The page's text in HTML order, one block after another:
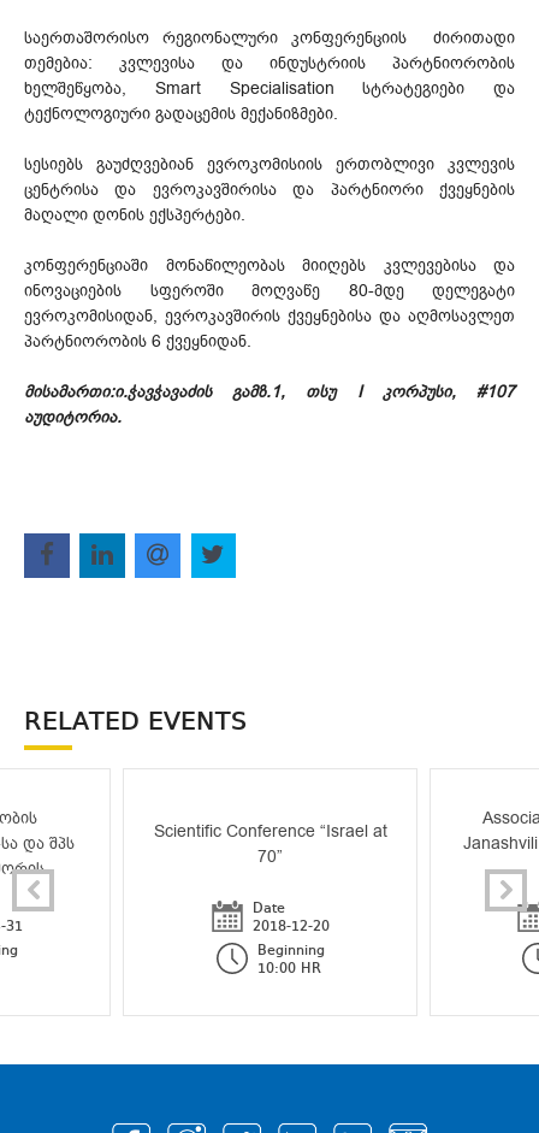
საერთაშორისო რეგიონალური კონფერენციის ძირითადი
თემებია: კვლევისა და ინდუსტრიის პარტნიორობის
ხელშეწყობა, Smart Specialisation სტრატეგიები და
ტექნოლოგიური გადაცემის მექანიზმები.
სესიებს გაუძღვებიან ევროკომისიის ერთობლივი კვლევის
ცენტრისა და ევროკავშირისა და პარტნიორი ქვეყნების
მაღალი დონის ექსპერტები.
კონფერენციაში მონაწილეობას მიიღებს კვლევებისა და
ინოვაციების სფეროში მოღვაწე 80-მდე დელეგატი
ევროკომისიდან, ევროკავშირის ქვეყნებისა და აღმოსავლეთ
პარტნიორობის 6 ქვეყნიდან.
მისამართი:ი.ჭავჭავაძის გამზ.1, თსუ I კორპუსი, #107
აუდიტორია.
RELATED EVENTS
და შპს
31
Scientific Conference “Israel at
70”
Date
2018-12-20
Beginning
10:00 HR